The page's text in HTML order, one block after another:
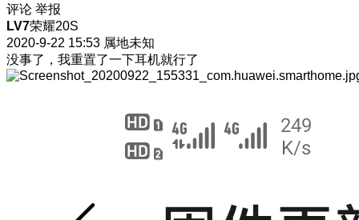
评论 举报
LV7荣耀20S
2020-9-22 15:53 属地未知
没事了，我重置了一下耳机就行了